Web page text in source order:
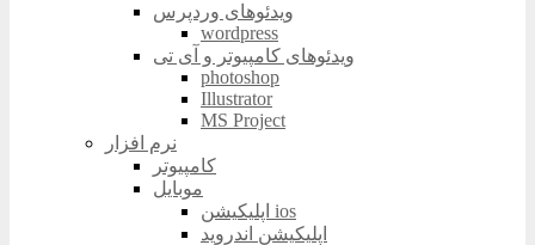
ویدئوهای وردپرس
wordpress
ویدئوهای کامپیوتر و آی تی
photoshop
Illustrator
MS Project
نرم افزار
کامپیوتر
موبایل
اپلیکیشن ios
اپلیکیشن اندروید